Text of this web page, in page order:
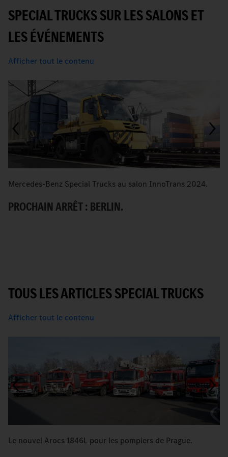
SPECIAL TRUCKS SUR LES SALONS ET
LES ÉVÉNEMENTS
Afficher tout le contenu
Mercedes-Benz Special Trucks au salon InnoTrans 2024.
PROCHAIN ARRÊT : BERLIN.
TOUS LES ARTICLES SPECIAL TRUCKS
Afficher tout le contenu
Le nouvel Arocs 1846L pour les pompiers de Prague.